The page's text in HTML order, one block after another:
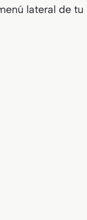
lateral de tu